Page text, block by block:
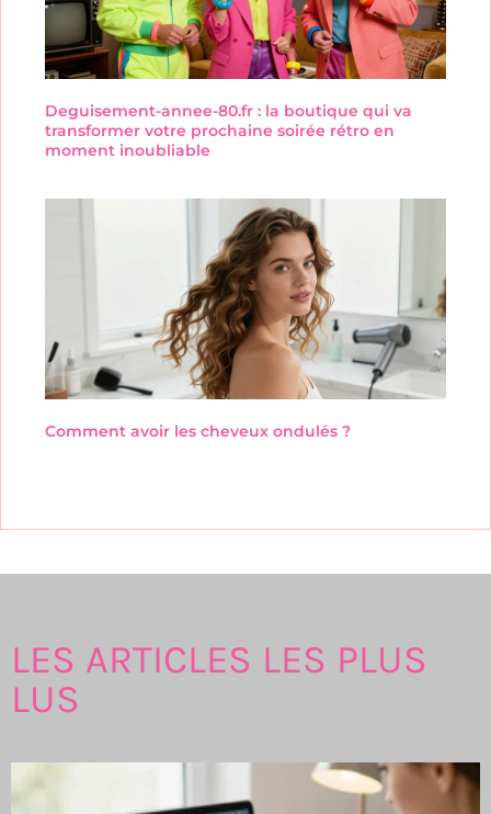
Deguisement-annee-80.fr : la boutique qui va
transformer votre prochaine soirée rétro en
moment inoubliable
Comment avoir les cheveux ondulés ?
LES ARTICLES LES PLUS
LUS